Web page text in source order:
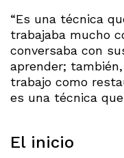
“Es una técnica
trabajaba mucho
conversaba con
aprender;
trabajo como
es una técnica
El inicio